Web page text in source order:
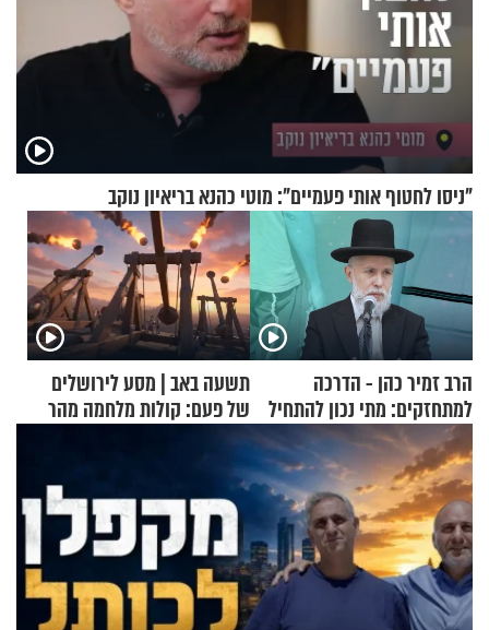
"ניסו לחטוף אותי פעמיים": מוטי כהנא בריאיון נוקב
הרב זמיר כהן - הדרכה
למתחזקים: מתי נכון להתחיל
עם לבישת הציצית?
תשעה באב | מסע לירושלים
של פעם: קולות מלחמה מהר
הזיתים